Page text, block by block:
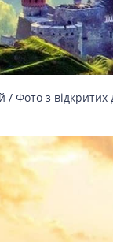
/ Фото з відкритих